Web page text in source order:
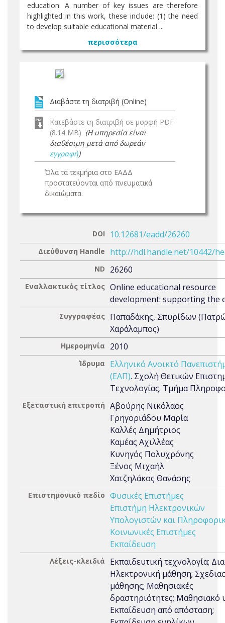
education. A number of key issues are therefore
highlighted in this work, these include: (1) the need
to develop suitable educational material ...
περισσότερα
Διαβάστε τη διατριβή (Online)
Κατεβάστε τη διατριβή σε μορφή PDF
(8.14 MB) (Η υπηρεσία είναι
διαθέσιμη μετά από δωρεάν
εγγραφή)
Όλα τα τεκμήρια στο ΕΑΔΔ
προστατεύονται από πνευματικά
δικαιώματα.
DOI 10.12681/eadd/26260
Διεύθυνση Handle http://hdl.handle.net/10442/
ND 26260
Εναλλακτικός τίτλος Online educational resource
development: supporting the
Συγγραφέας Παπαδάκης, Σπυρίδων
Χαράλαμπος)
Ημερομηνία 2010
Ίδρυμα
Ελληνικό Ανοικτό
(ΕΑΠ). Σχολή Θετικών
Τεχνολογίας. Τμήμα
Εξεταστική επιτροπή Αβούρης Νικόλαος
Γρηγοριάδου Μαρία
Καλλές Δημήτριος
Καμέας Αχιλλέας
Κυνηγός Πολυχρόνης
Ξένος Μιχαήλ
Χατζηλάκος Θανάσης
Επιστημονικό πεδίο Φυσικές Επιστήμες
Επιστήμη Ηλεκτρονικών
Υπολογιστών και
Κοινωνικές Επιστήμες
Εκπαίδευση
Λέξεις-κλειδιά
Εκπαιδευτική τεχνολογία;
Ηλεκτρονική μάθηση;
μάθησης; Μαθησιακές
δραστηριότητες; Μαθησιακό
Εκπαίδευση από απόσταση;